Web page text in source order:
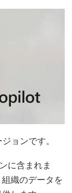
ョンです。
に含まれま
組織のデータを